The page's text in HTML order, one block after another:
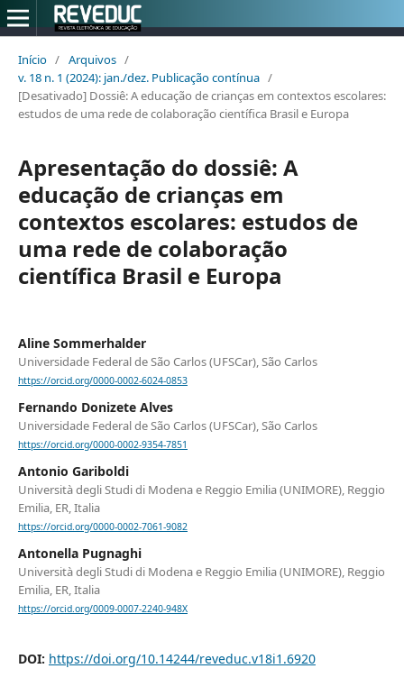
Início / Arquivos /
v. 18 n. 1 (2024): jan./dez. Publicação contínua /
[Desativado] Dossiê: A educação de crianças em contextos escolares:
estudos de uma rede de colaboração científica Brasil e Europa
Apresentação do dossiê: A
educação de crianças em
contextos escolares: estudos de
uma rede de colaboração
científica Brasil e Europa
Aline Sommerhalder
Universidade Federal de São Carlos (UFSCar), São Carlos
https://orcid.org/0000-0002-6024-0853
Fernando Donizete Alves
Universidade Federal de São Carlos (UFSCar), São Carlos
https://orcid.org/0000-0002-9354-7851
Antonio Gariboldi
Università degli Studi di Modena e Reggio Emilia (UNIMORE), Reggio
Emilia, ER, Italia
https://orcid.org/0000-0002-7061-9082
Antonella Pugnaghi
Università degli Studi di Modena e Reggio Emilia (UNIMORE), Reggio
Emilia, ER, Italia
https://orcid.org/0009-0007-2240-948X
DOI: https://doi.org/10.14244/reveduc.v18i1.6920